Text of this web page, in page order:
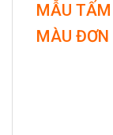
MẪU
MÀU ĐƠN